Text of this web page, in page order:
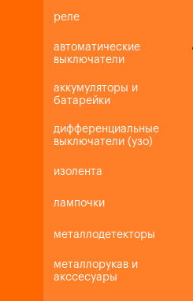
реле
автоматические
выключатели
аккумуляторы и
батарейки
дифференциальные
выключатели (узо)
изолента
лампочки
металлодетекторы
металлорукав и
акссесуары